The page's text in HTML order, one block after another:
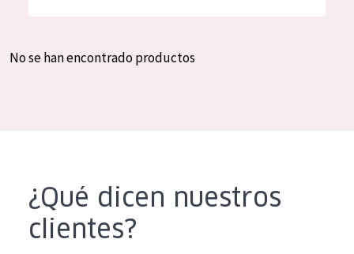
Crema de día
Crema de noche
Spanish
No se han encontrado productos
¿Qué dicen nuestros
clientes?